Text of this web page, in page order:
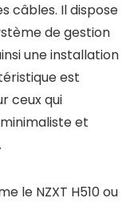
câbles. Il dispose
de gestion
une installation
est
ceux qui
et
le NZXT H510 ou